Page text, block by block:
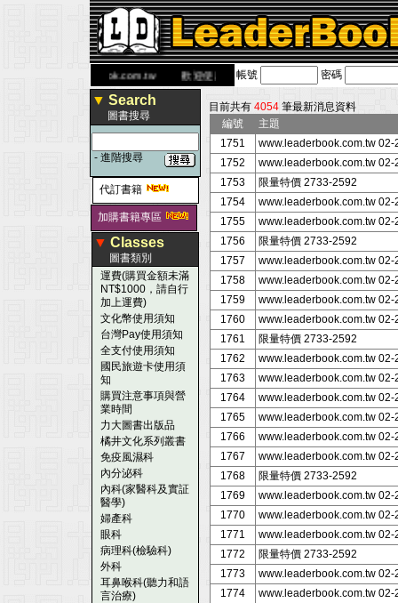
www.leaderbook.com.tw歡迎使用 國民旅遊卡！！
帳號 密碼
▼ Search
圖書搜尋
- 進階搜尋
代訂書籍
加購書籍專區
▼ Classes
圖書類別
運費(購買金額未滿
NT$1000，請自行
加上運費)
文化幣使用須知
台灣Pay使用須知
全支付使用須知
國民旅遊卡使用須
知
購買注意事項與營
業時間
力大圖書出版品
橘井文化系列叢書
免疫風濕科
內分泌科
內科(家醫科及實証
醫學)
婦產科
眼科
病理科(檢驗科)
外科
耳鼻喉科(聽力和語
言治療)
目前共有 4054 筆最新消息資料
編號
主題
1751
www.leaderbook.com.tw
1752
www.leaderbook.com.tw
1753
限量特價 2733-2592
1754
www.leaderbook.com.tw
1755
www.leaderbook.com.tw
1756
限量特價 2733-2592
1757
www.leaderbook.com.tw
1758
www.leaderbook.com.tw
1759
www.leaderbook.com.tw
1760
www.leaderbook.com.tw
1761
限量特價 2733-2592
1762
www.leaderbook.com.tw
1763
www.leaderbook.com.tw
1764
www.leaderbook.com.tw
1765
www.leaderbook.com.tw
1766
www.leaderbook.com.tw
1767
www.leaderbook.com.tw
1768
限量特價 2733-2592
1769
www.leaderbook.com.tw
1770
www.leaderbook.com.tw
1771
www.leaderbook.com.tw
1772
限量特價 2733-2592
1773
www.leaderbook.com.tw
1774
www.leaderbook.com.tw